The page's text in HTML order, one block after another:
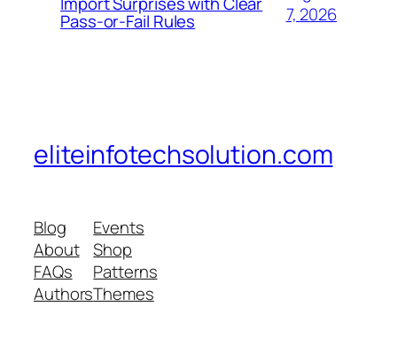
Pass-or-Fail Rules
7, 2026
eliteinfotechsolution.com
Blog
About
FAQs
Authors
Events
Shop
Patterns
Themes